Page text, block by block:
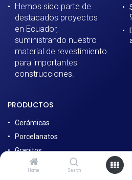
Home Search
Hemos sido parte de
destacados proyectos
en Ecuador,
suministrando nuestro
material de revestimiento
para importantes
construcciones.
PRODUCTOS
Cerámicas
Porcelanatos
Granitos
Cuarzos